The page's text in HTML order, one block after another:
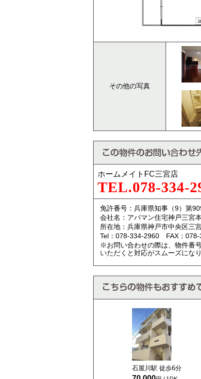
その他の写真
ホームメイトFC三宮店
TEL.078-334-
免許番号：兵庫県知事（9）第
会社名：アパマン住宅神戸三宮
所在地：兵庫県神戸市中央区三
Tel：078-334-2960 FAX：078-
※お問い合わせの際は、物件番
いただくと対応がスムーズになり
石屋川駅 徒歩6分